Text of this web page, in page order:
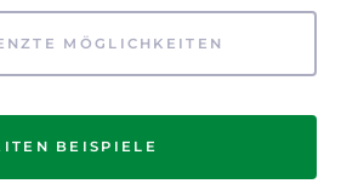
MÖGLICHKEITEN
BEISPIELE